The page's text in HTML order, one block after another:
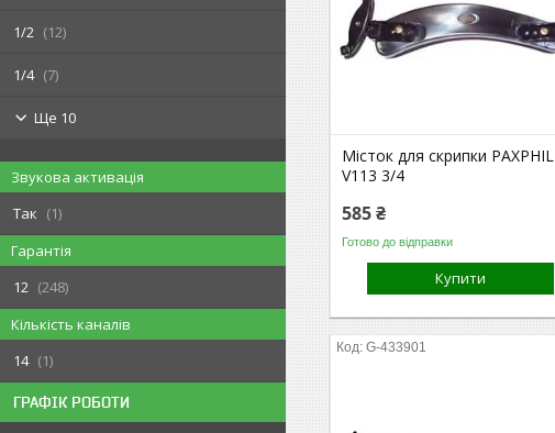
1/2 12
1/4 7
Ще 10
Звукова активація
Так
1
Гарантія
12
248
Кількість каналів
14
1
ГРАФІК РОБОТИ
Місток для скрипки PAXPHIL
V113 3/4
585 ₴
Готово до відправки
Купити
G-433901